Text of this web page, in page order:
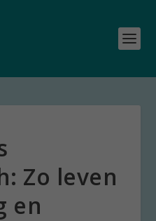
Zo leven
en